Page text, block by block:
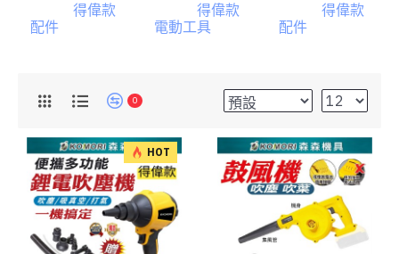
得偉款
配件
得偉款
電動工具
得偉款
配件
0
HOT